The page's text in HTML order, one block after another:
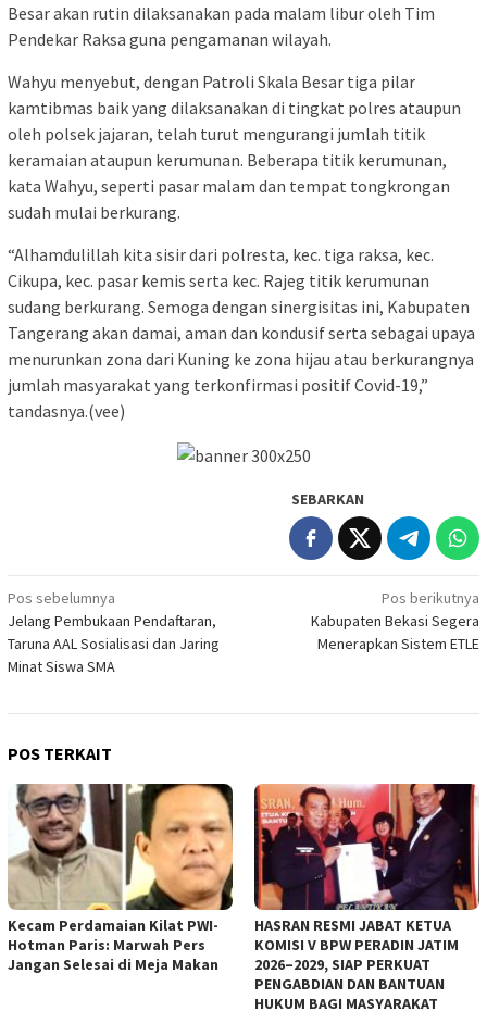
Besar akan rutin dilaksanakan pada malam libur oleh Tim
Pendekar Raksa guna pengamanan wilayah.
Wahyu menyebut, dengan Patroli Skala Besar tiga pilar
kamtibmas baik yang dilaksanakan di tingkat polres ataupun
oleh polsek jajaran, telah turut mengurangi jumlah titik
keramaian ataupun kerumunan. Beberapa titik kerumunan,
kata Wahyu, seperti pasar malam dan tempat tongkrongan
sudah mulai berkurang.
“Alhamdulillah kita sisir dari polresta, kec. tiga raksa, kec.
Cikupa, kec. pasar kemis serta kec. Rajeg titik kerumunan
sudang berkurang. Semoga dengan sinergisitas ini, Kabupaten
Tangerang akan damai, aman dan kondusif serta sebagai upaya
menurunkan zona dari Kuning ke zona hijau atau berkurangnya
jumlah masyarakat yang terkonfirmasi positif Covid-19,”
tandasnya.(vee)
SEBARKAN
Navigasi
pos
Pos sebelumnya
Jelang Pembukaan Pendaftaran,
Taruna AAL Sosialisasi dan Jaring
Minat Siswa SMA
Pos berikutnya
Kabupaten Bekasi Segera
Menerapkan Sistem ETLE
POS TERKAIT
Kecam Perdamaian Kilat PWI-
Hotman Paris: Marwah Pers
Jangan Selesai di Meja Makan
HASRAN RESMI JABAT KETUA
KOMISI V BPW PERADIN JATIM
2026–2029, SIAP PERKUAT
PENGABDIAN DAN BANTUAN
HUKUM BAGI MASYARAKAT